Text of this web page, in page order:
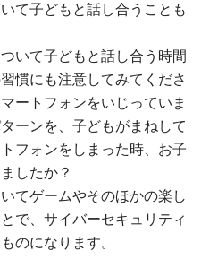
て子どもと話し合うことも
いて子どもと話し合う時間
慣にも注意してみてくださ
ートフォンをいじっていま
ーンを、子どもがまねして
フォンをしまった時、お子
したか？
てゲームやそのほかの楽し
で、サイバーセキュリティ
のになります。